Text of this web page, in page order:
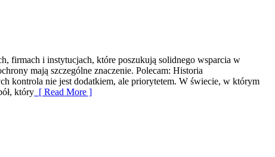
firmach i instytucjach, które poszukują solidnego wsparcia w
mają szczególne znaczenie. Polecam: Historia
kontrola nie jest dodatkiem, ale priorytetem. W świecie, w którym
który [ Read More ]